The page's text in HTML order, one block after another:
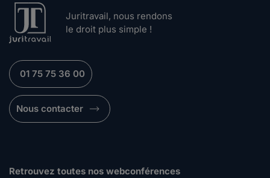
Juritravail, nous rendons
le droit plus simple !
01 75 75 36 00
Nous contacter
Retrouvez toutes nos webconférences